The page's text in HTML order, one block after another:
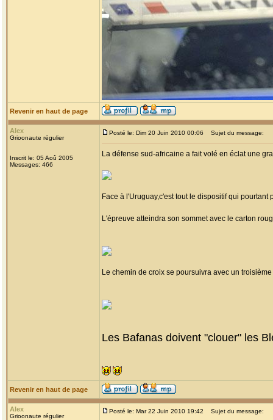
Revenir en haut de page
Alex
Grioonaute régulier
Inscrit le: 05 Aoû 2005
Messages: 466
Posté le: Dim 20 Juin 2010 00:06 Sujet du message:
La défense sud-africaine a fait volé en éclat une
Face à l'Uruguay,c'est tout le dispositif qui
L'épreuve atteindra son sommet avec le carton
Le chemin de croix se poursuivra avec un
Les Bafanas doivent "clouer" les
Revenir en haut de page
Alex
Grioonaute régulier
Posté le: Mar 22 Juin 2010 19:42 Sujet du message: